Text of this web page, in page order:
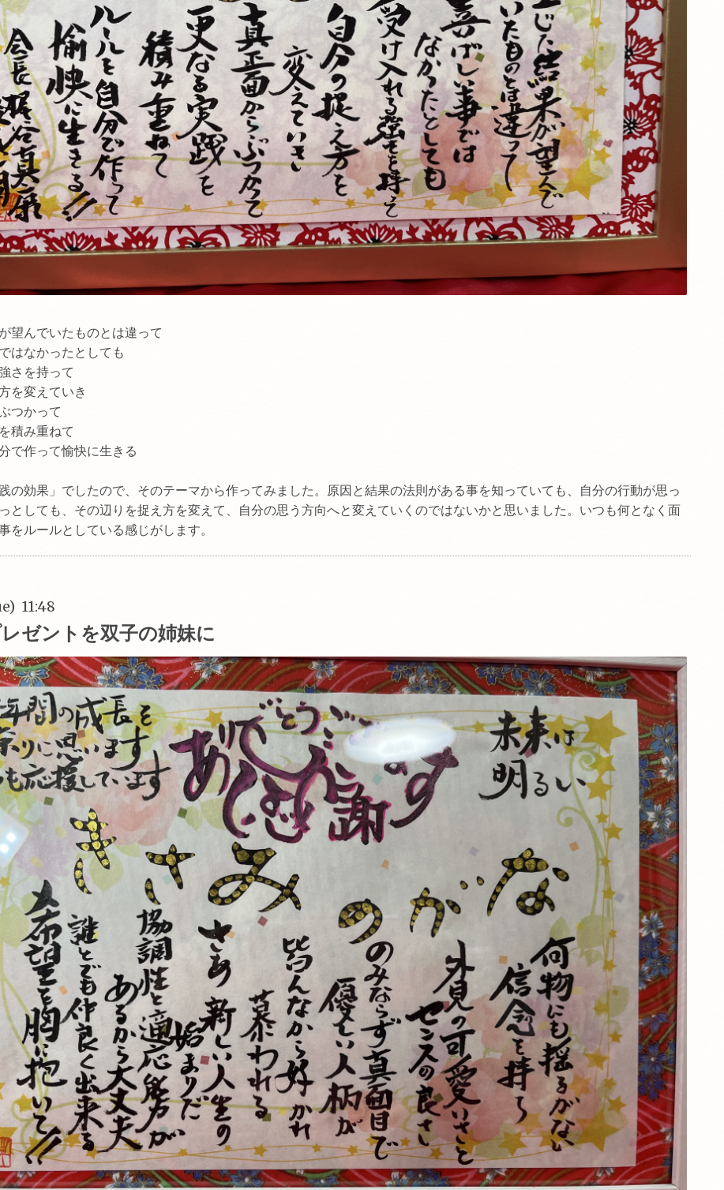
んでいたものとは違って
なかったとしても
さを持って
変えていき
つかって
積み重ねて
作って愉快に生きる
の効果」でしたので、そのテーマから作ってみました。原因と結果の法則がある事を知っていても、自分の行動が思っ
としても、その辺りを捉え方を変えて、自分の思う方向へと変えていくのではないかと思いました。いつも何となく面
をルールとしている感じがします。
11:48
ゼントを双子の姉妹に